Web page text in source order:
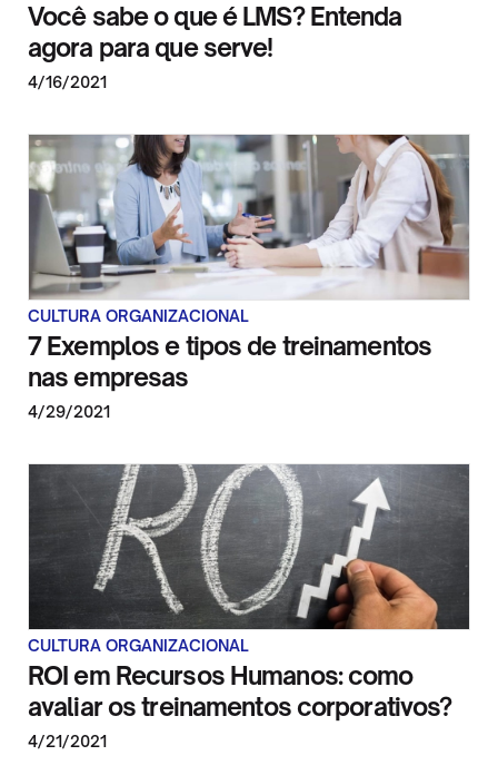
Você sabe o que é LMS? Entenda
agora para que serve!
4/16/2021
CULTURA ORGANIZACIONAL
7 Exemplos e tipos de treinamentos
nas empresas
4/29/2021
CULTURA ORGANIZACIONAL
ROI em Recursos Humanos: como
avaliar os treinamentos corporativos?
4/21/2021